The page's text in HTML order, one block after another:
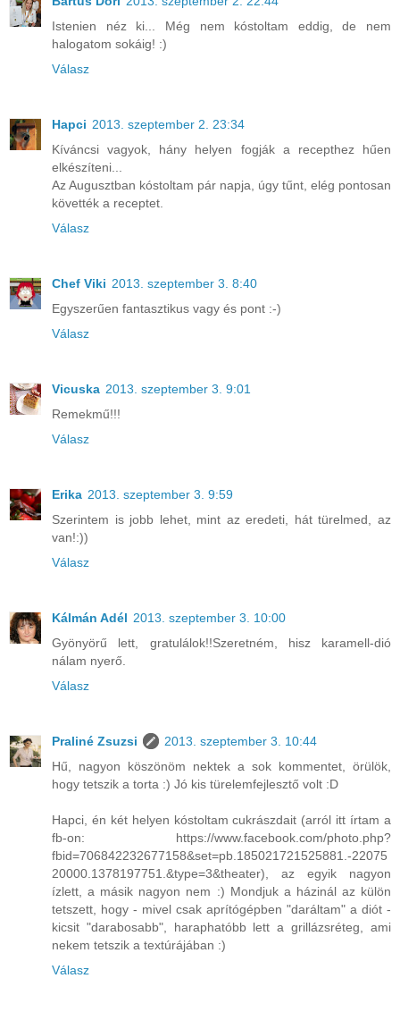
Istenien néz ki... Még nem kóstoltam eddig, de nem
halogatom sokáig! :)
Válasz
Hapci 2013. szeptember 2. 23:34
Kíváncsi vagyok, hány helyen fogják a recepthez hűen
elkészíteni...
Az Augusztban kóstoltam pár napja, úgy tűnt, elég pontosan
követték a receptet.
Válasz
Chef Viki 2013. szeptember 3. 8:40
Egyszerűen fantasztikus vagy és pont :-)
Válasz
Vicuska 2013. szeptember 3. 9:01
Remekmű!!!
Válasz
Erika 2013. szeptember 3. 9:59
Szerintem is jobb lehet, mint az eredeti, hát türelmed, az
van!:))
Válasz
Kálmán Adél 2013. szeptember 3. 10:00
Gyönyörű lett, gratulálok!!Szeretném, hisz karamell-dió
nálam nyerő.
Válasz
Praliné Zsuzsi
2013. szeptember 3. 10:44
Hű, nagyon köszönöm nektek a sok kommentet, örülök,
hogy tetszik a torta :) Jó kis türelemfejlesztő volt :D
Hapci, én két helyen kóstoltam cukrászdait (arról itt írtam a
fb-on: https://www.facebook.com/photo.php?
fbid=706842232677158&set=pb.185021721525881.-22075
20000.1378197751.&type=3&theater), az egyik nagyon
ízlett, a másik nagyon nem :) Mondjuk a házinál az külön
tetszett, hogy - mivel csak aprítógépben "daráltam" a diót -
kicsit "darabosabb", haraphatóbb lett a grillázsréteg, ami
nekem tetszik a textúrájában :)
Válasz